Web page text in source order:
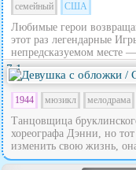
семейный
США
Любимые герои
этот раз легендарные
непредсказуемом месте
7.1
1944 мюзикл мелодрама
Танцовщица
хореографа Дэнни, но
изменить свою жизнь,